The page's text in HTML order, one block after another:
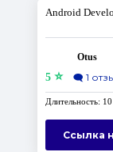
Android
Otus
5⭐ 🗨️ 1
Длительность:
Ссылка